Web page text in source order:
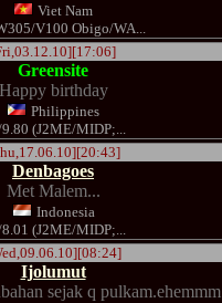
Viet Nam
V100 Obigo/WA...
Greensite
Happy birthday
Philippines
(J2ME/MIDP;...
Denbagoes
Met Malem...
Indonesia
(J2ME/MIDP;...
Ijolumut
sejak q pulkam.ehemmm